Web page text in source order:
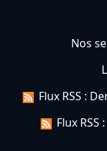
Nos
Flux RSS :
Flux